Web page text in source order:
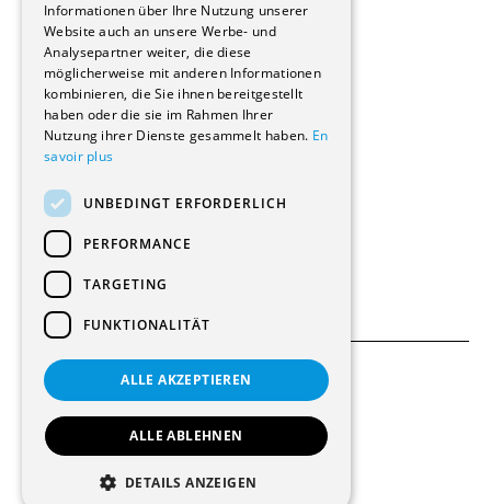
Wohnungen
Renovierungen
Innere Umbauten
Gastgewerbe und Tourismus
Verwaltungsgebäude und Geschäfte
Schuleinrichtungen
Medizinische Einrichtungen
Kultur - Sport - Freizeit
Industrie - Handwerk
Transport und Parkplätze
Diverse Bauten
© 2026 Alle Rechte vorbehalten
Allgemeine Bedingungen
Informationen über Ihre Nutzung unserer
Website auch an unsere Werbe- und
Analysepartner weiter, die diese
möglicherweise mit anderen Informationen
kombinieren, die Sie ihnen bereitgestellt
haben oder die sie im Rahmen Ihrer
Nutzung ihrer Dienste gesammelt haben. En
savoir plus
UNBEDINGT ERFORDERLICH
PERFORMANCE
TARGETING
FUNKTIONALITÄT
ALLE AKZEPTIEREN
ALLE ABLEHNEN
DETAILS ANZEIGEN